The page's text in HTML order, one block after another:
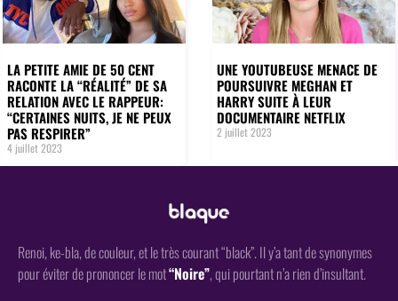
LA PETITE AMIE DE 50 CENT
RACONTE LA “RÉALITÉ” DE SA
RELATION AVEC LE RAPPEUR:
“CERTAINES NUITS, JE NE PEUX
PAS RESPIRER”
4 juillet 2023
UNE YOUTUBEUSE MENACE DE
POURSUIVRE MEGHAN ET
HARRY SUITE À LEUR
DOCUMENTAIRE NETFLIX
2 juillet 2023
Renoi, ke-bla, de couleur, et le très courant “black”. Il y’a tant de synonymes
pour éviter de prononcer le mot“Noire”, qui pourtant n’a rien d’insultant.